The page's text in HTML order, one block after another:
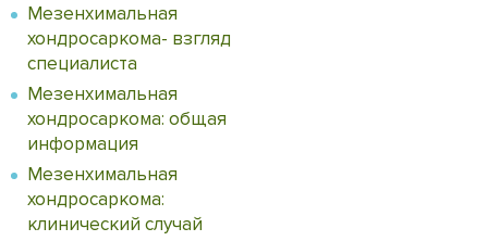
Мезенхимальная
хондросаркома- взгляд
специалиста
Мезенхимальная
хондросаркома: общая
информация
Мезенхимальная
хондросаркома:
клинический случай